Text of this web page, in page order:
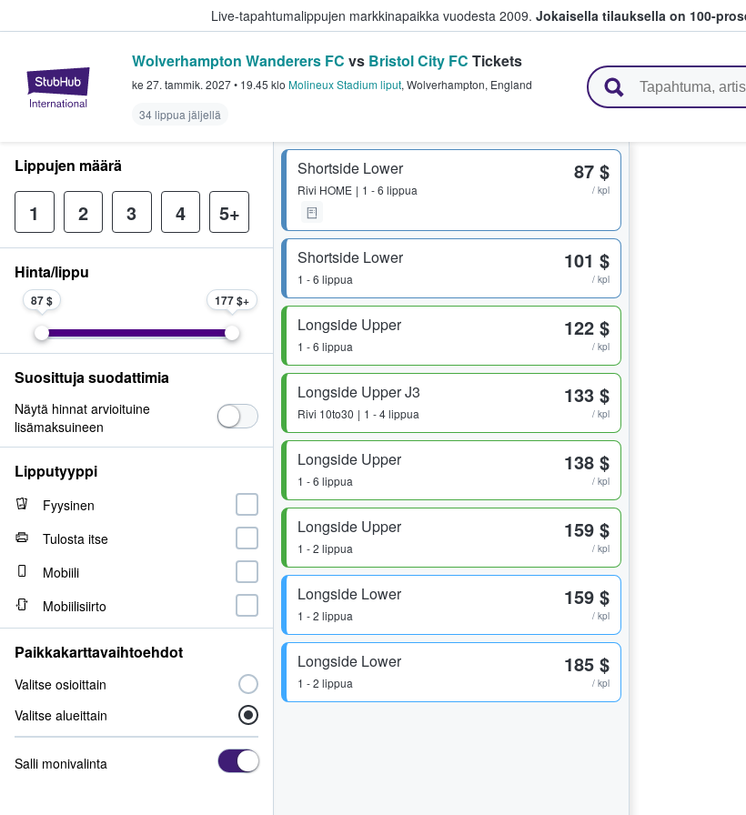
Live-tapahtumalippujen markkinapaikka vuodesta 2009. Jokaisella tilauksella on 100-
StubHub - missä fanit ostavat ja myyvät lippuja
Wolverhampton Wanderers FC vs Bristol City FC Tickets
ke 27. tammik. 2027• 19.45 klo Molineux Stadium liput, Wolverhampton, England
34 lippua jäljellä
Shortside Lower
Rivi HOME 1 - 6 lippua
87 $
/ kpl
Shortside Lower
1 - 6 lippua
101 $
/ kpl
Longside Upper
1 - 6 lippua
122 $
/ kpl
Longside Upper J3
Rivi 10to30 1 - 4 lippua
133 $
/ kpl
Longside Upper
1 - 6 lippua
138 $
/ kpl
Longside Upper
1 - 2 lippua
159 $
/ kpl
Longside Lower
1 - 2 lippua
159 $
/ kpl
Longside Lower
1 - 2 lippua
185 $
/ kpl
Lippujen määrä
1 2 3 4 5+
Hinta/lippu
87 $ 177 $
Suosittuja suodattimia
Näytä hinnat arvioituine
lisämaksuineen
Lipputyyppi
Fyysinen
Tulosta itse
Mobiili
Mobiilisiirto
Paikkakarttavaihtoehdot
Valitse osioittain
Valitse alueittain
Salli monivalinta